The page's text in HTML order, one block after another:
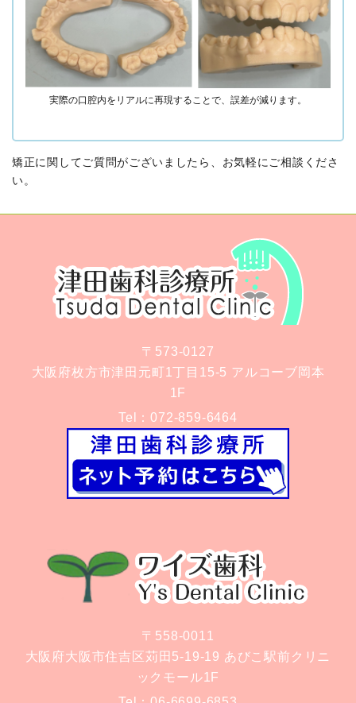
実際の口腔内をリアルに再現することで、誤差が減ります。
矯正に関してご質問がございましたら、お気軽にご相談くださ
い。
〒573-0127
大阪府枚方市津田元町1丁目15-5 アルコーブ岡本
1F
Tel：072-859-6464
〒558-0011
大阪府大阪市住吉区苅田5-19-19 あびこ駅前クリニ
ックモール1F